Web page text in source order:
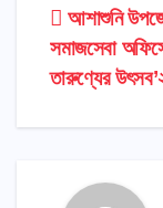
Post
আশাশুনি
সমাজসেবা
তারুণ্যের